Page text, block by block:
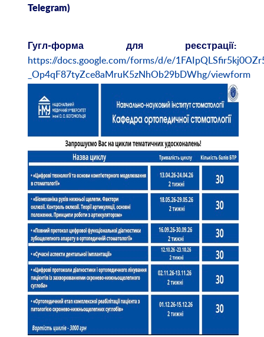
Telegram)
Гугл-форма для реєстрації:
https://docs.google.com/forms/d/e/
_Op4qF87tyZce8aMruK5zNhOb29bDWhg/viewform